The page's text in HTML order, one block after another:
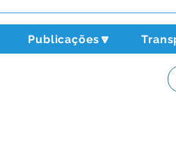
Publicações🔽